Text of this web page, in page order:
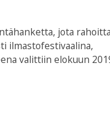
jota
ilmastofestivaalina,
valittiin elokuun